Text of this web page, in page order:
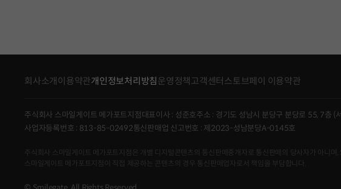
회사소개이용약관개인정보처리방침 운영정책고객센터스토브페이 이용약관
주식회사 스마일게이트 메가포트지점대표이사 : 성준호주소 : 경기도 성남시 분당구 분당로 55, 7층 (
사업자등록번호 : 813-85-02492통신판매업 신고번호 : 제2023-성남분당A-0145호
주식회사 스마일게이트 메가포트지점은 개별 디지털콘텐츠의 통신판매중개자로 통신판매의 당사자가 아니
스마일게이트 메가포트지점이 직접 제공하는 콘텐츠의 경우 통신판매업자로서 책임을 부담합니다.